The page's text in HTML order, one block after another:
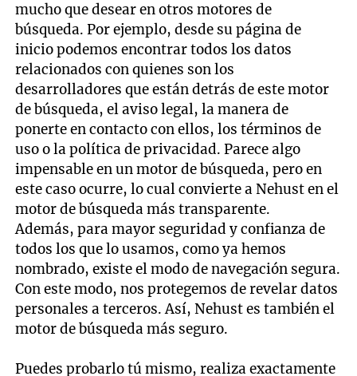
mucho que desear en otros motores de
búsqueda. Por ejemplo, desde su página de
inicio podemos encontrar todos los datos
relacionados con quienes son los
desarrolladores que están detrás de este motor
de búsqueda, el aviso legal, la manera de
ponerte en contacto con ellos, los términos de
uso o la política de privacidad. Parece algo
impensable en un motor de búsqueda, pero en
este caso ocurre, lo cual convierte a Nehust en el
motor de búsqueda más transparente.
Además, para mayor seguridad y confianza de
todos los que lo usamos, como ya hemos
nombrado, existe el modo de navegación segura.
Con este modo, nos protegemos de revelar datos
personales a terceros. Así, Nehust es también el
motor de búsqueda más seguro.
Puedes probarlo tú mismo, realiza exactamente